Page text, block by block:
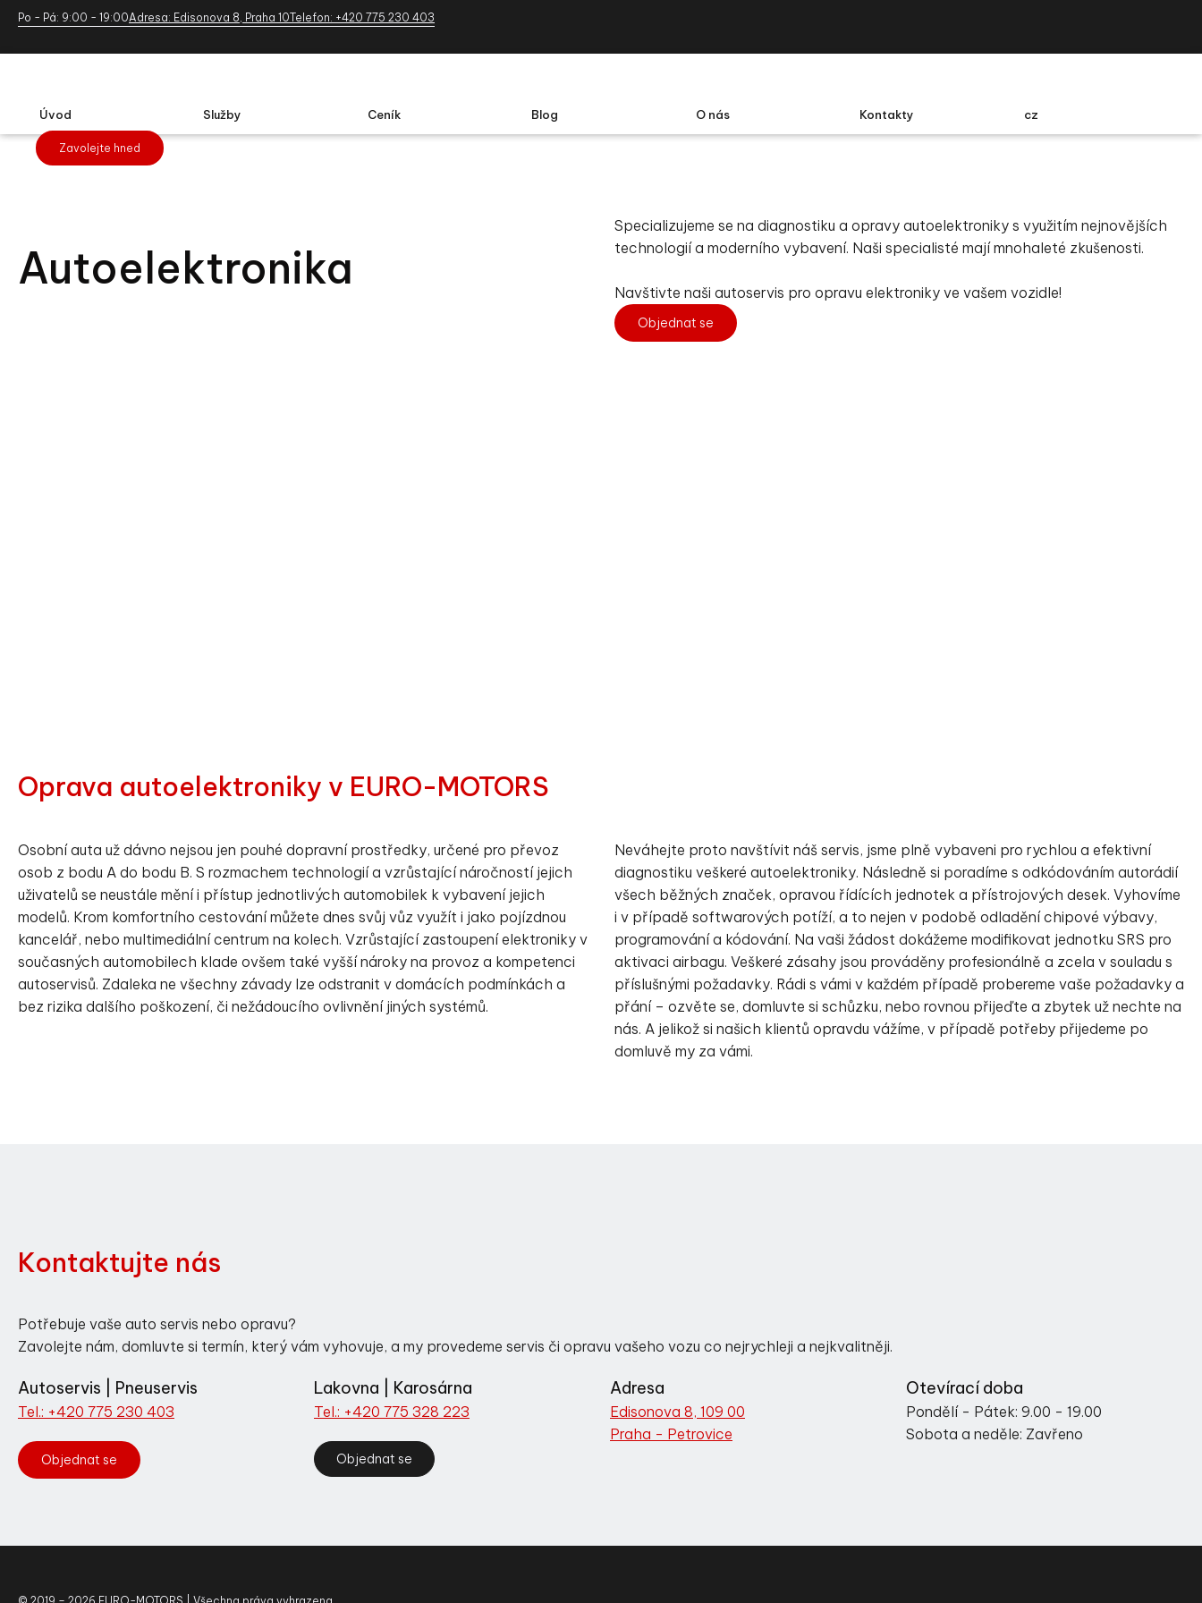
Po - Pá: 9:00 - 19:00Adresa: Edisonova 8, Praha 10Telefon: +420 775 230 403
Úvod Služby Ceník Blog O nás Kontakty cz
Zavolejte hned
Autoelektronika
Specializujeme se na diagnostiku a opravy autoelektroniky s využitím nejnovějších
technologií a moderního vybavení. Naši specialisté mají mnohaleté zkušenosti.
Navštivte naši autoservis pro opravu elektroniky ve vašem vozidle!
Objednat se
Oprava autoelektroniky v EURO-MOTORS
Osobní auta už dávno nejsou jen pouhé dopravní prostředky, určené pro převoz
osob z bodu A do bodu B. S rozmachem technologií a vzrůstající náročností jejich
uživatelů se neustále mění i přístup jednotlivých automobilek k vybavení jejich
modelů. Krom komfortního cestování můžete dnes svůj vůz využít i jako pojízdnou
kancelář, nebo multimediální centrum na kolech. Vzrůstající zastoupení elektroniky v
současných automobilech klade ovšem také vyšší nároky na provoz a kompetenci
autoservisů. Zdaleka ne všechny závady lze odstranit v domácích podmínkách a
bez rizika dalšího poškození, či nežádoucího ovlivnění jiných systémů.
Neváhejte proto navštívit náš servis, jsme plně vybaveni pro rychlou a efektivní
diagnostiku veškeré autoelektroniky. Následně si poradíme s odkódováním autorádií
všech běžných značek, opravou řídících jednotek a přístrojových desek. Vyhovíme
i v případě softwarových potíží, a to nejen v podobě odladění chipové výbavy,
programování a kódování. Na vaši žádost dokážeme modifikovat jednotku SRS pro
aktivaci airbagu. Veškeré zásahy jsou prováděny profesionálně a zcela v souladu s
příslušnými požadavky. Rádi s vámi v každém případě probereme vaše požadavky a
přání – ozvěte se, domluvte si schůzku, nebo rovnou přijeďte a zbytek už nechte na
nás. A jelikož si našich klientů opravdu vážíme, v případě potřeby přijedeme po
domluvě my za vámi.
Kontaktujte nás
Potřebuje vaše auto servis nebo opravu?
Zavolejte nám, domluvte si termín, který vám vyhovuje, a my provedeme servis či opravu vašeho vozu co nejrychleji a nejkvalitněji.
Autoservis | Pneuservis
Tel.: +420 775 230 403
Objednat se
Lakovna | Karosárna
Tel.: +420 775 328 223
Objednat se
Adresa
Edisonova 8, 109 00
Praha - Petrovice
Otevírací doba
Pondělí - Pátek: 9.00 - 19.00
Sobota a neděle: Zavřeno